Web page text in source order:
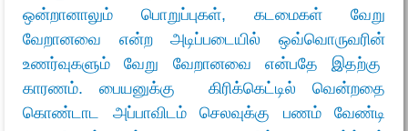
ஒன்றானாலும் பொறுப்புகள், கடமைகள் வேறு
வேறானவை என்ற அடிப்படையில் ஒவ்வொருவரின்
உணர்வுகளும் வேறு வேறானவை என்பதே இதற்கு
காரணம். பையனுக்கு கிரிக்கெட்டில் வென்றதை
கொண்டாட அப்பாவிடம் செலவுக்கு பணம் வேண்டி